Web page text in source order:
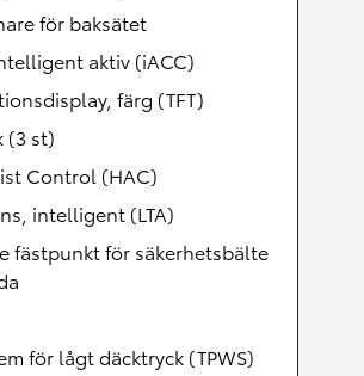
för baksätet
aktiv (iACC)
färg (TFT)
(3 st)
Control (HAC)
intelligent (LTA)
fästpunkt för säkerhetsbälte
för lågt däcktryck (TPWS)